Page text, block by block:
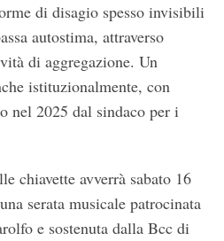
di disagio spesso invisibili
autostima, attraverso
di aggregazione. Un
istituzionalmente, con
nel 2025 dal sindaco per i
chiavette avverrà sabato 16
serata musicale patrocinata
e sostenuta dalla Bcc di